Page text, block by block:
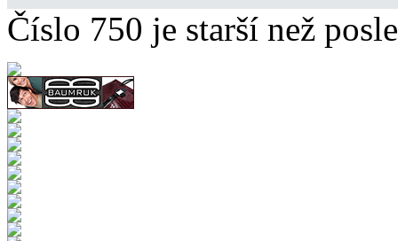
Číslo 750 je starší než